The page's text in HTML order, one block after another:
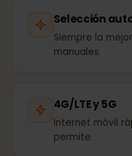
Selección
Siempre la
manuales.
4G/LTE y 5G
Internet móvil
permite.